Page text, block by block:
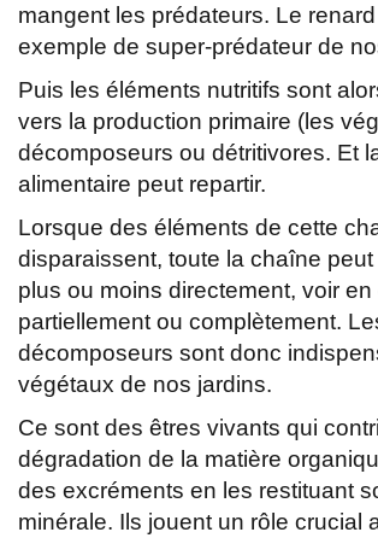
mangent les prédateurs. Le
exemple de super-prédateur de
Puis les éléments nutritifs sont
vers la production primaire (les
décomposeurs ou détritivores. Et
alimentaire peut repartir.
Lorsque des éléments de cette
disparaissent, toute la chaîne
plus ou moins directement, voir
partiellement ou complètement.
décomposeurs sont donc
végétaux de nos jardins.
Ce sont des êtres vivants qui
dégradation de la matière
des excréments en les restituant
minérale. Ils jouent un rôle crucial